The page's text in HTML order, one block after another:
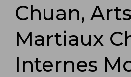
Chuan, Arts
Martiaux
Internes